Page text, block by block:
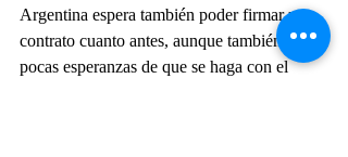
Argentina espera también poder firmar un
contrato cuanto antes, aunque también hay
pocas esperanzas de que se haga con el